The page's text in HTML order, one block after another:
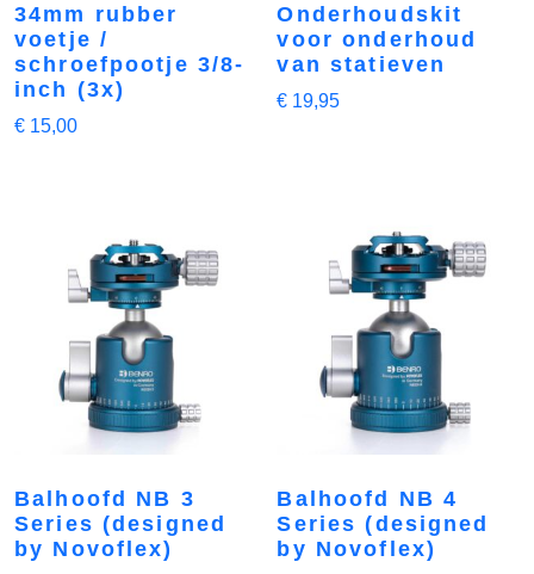
34mm rubber
voetje /
schroefpootje 3/8-
inch (3x)
€ 15,00
Onderhoudskit
voor onderhoud
van statieven
€ 19,95
Balhoofd NB 3
Series (designed
by Novoflex)
Balhoofd NB 4
Series (designed
by Novoflex)